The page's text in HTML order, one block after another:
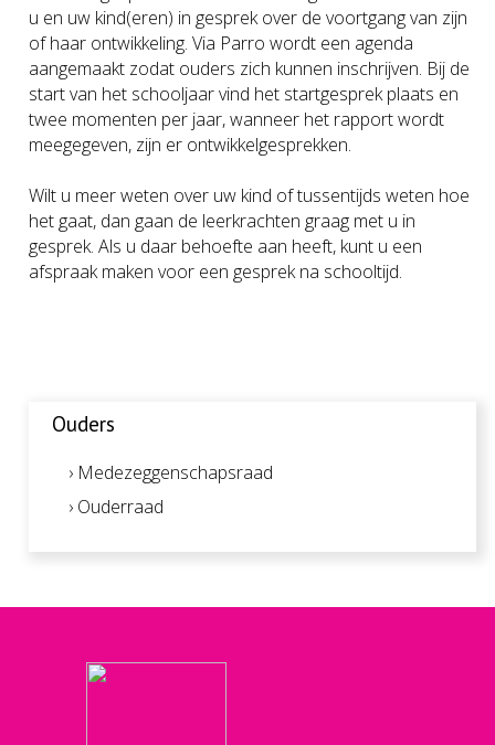
u en uw kind(eren) in gesprek over de voortgang van zijn
of haar ontwikkeling. Via Parro wordt een agenda
aangemaakt zodat ouders zich kunnen inschrijven. Bij de
start van het schooljaar vind het startgesprek plaats en
twee momenten per jaar, wanneer het rapport wordt
meegegeven, zijn er ontwikkelgesprekken.
Wilt u meer weten over uw kind of tussentijds weten hoe
het gaat, dan gaan de leerkrachten graag met u in
gesprek. Als u daar behoefte aan heeft, kunt u een
afspraak maken voor een gesprek na schooltijd.
Ouders
› Medezeggenschapsraad
› Ouderraad